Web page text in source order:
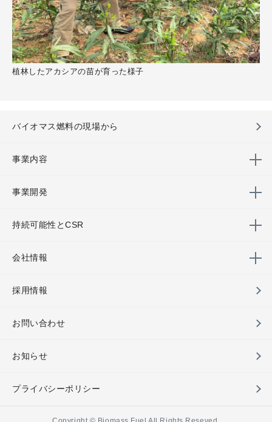
植林したアカシアの苗が育った様子
バイオマス燃料の現場から
事業内容
事業開発
持続可能性とCSR
会社情報
採用情報
お問い合わせ
お知らせ
プライバシーポリシー